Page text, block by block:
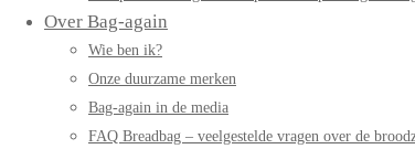
Over Bag-again
Wie ben ik?
Onze duurzame merken
Bag-again in de media
FAQ Breadbag – veelgestelde vragen over de